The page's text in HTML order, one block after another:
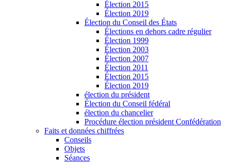
Élection 2015
Élection 2019
Élection du Conseil des États
Élections en dehors cadre régulier
Élection 1999
Élection 2003
Élection 2007
Élection 2011
Élection 2015
Élection 2019
élection du président
Élection du Conseil fédéral
élection du chancelier
Procédure élection président Confédération
Faits et données chiffrées
Conseils
Objets
Séances